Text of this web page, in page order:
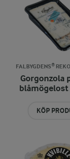
FALBYGDENS®
Gorgonzola
blåmögelost
KÖP